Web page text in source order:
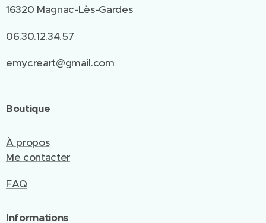
16320 Magnac-Lès-Gardes
06.30.12.34.57
emycreart@gmail.com
Boutique
À propos
Me contacter
FAQ
Informations